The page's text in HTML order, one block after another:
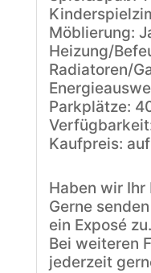
Möblierung:
Heizung/
Radiatoren/
Parkplätze:
Kaufpreis:
Haben wir
Gerne
ein Exposé zu.
Bei weiteren
jederzeit